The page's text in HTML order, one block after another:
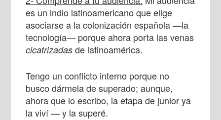
es un indio latinoamericano que elige
asociarse a la colonización española —la
tecnología— porque ahora porta las venas
cicatrizadas de latinoamérica.
Tengo un conflicto interno porque no
busco dármela de superado; aunque,
ahora que lo escribo, la etapa de junior ya
la viví — y la superé.